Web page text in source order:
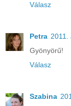
Válasz
Petra 2011.
Gyönyörű!
Válasz
Szabina